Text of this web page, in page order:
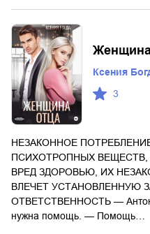
Ксения
3
НЕЗАКОННОЕ
ПСИХОТРОПНЫХ
ВРЕД ЗДОРОВЬЮ, ИХ
ВЛЕЧЕТ УСТАНОВЛЕННУЮ
ОТВЕТСТВЕННОСТЬ —
нужна помощь. — Помощь…